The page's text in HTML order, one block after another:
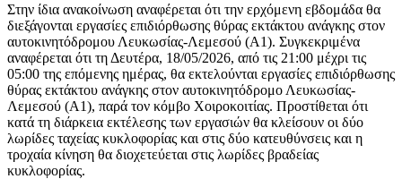
Στην ίδια ανακοίνωση αναφέρεται ότι την ερχόμενη εβδομάδα θα
διεξάγονται εργασίες επιδιόρθωσης θύρας εκτάκτου ανάγκης στον
αυτοκινητόδρομου Λευκωσίας-Λεμεσού (Α1). Συγκεκριμένα
αναφέρεται ότι τη Δευτέρα, 18/05/2026, από τις 21:00 μέχρι τις
05:00 της επόμενης ημέρας, θα εκτελούνται εργασίες επιδιόρθωσης
θύρας εκτάκτου ανάγκης στον αυτοκινητόδρομο Λευκωσίας-
Λεμεσού (Α1), παρά τον κόμβο Χοιροκοιτίας. Προστίθεται ότι
κατά τη διάρκεια εκτέλεσης των εργασιών θα κλείσουν οι δύο
λωρίδες ταχείας κυκλοφορίας και στις δύο κατευθύνσεις και η
τροχαία κίνηση θα διοχετεύεται στις λωρίδες βραδείας
κυκλοφορίας.